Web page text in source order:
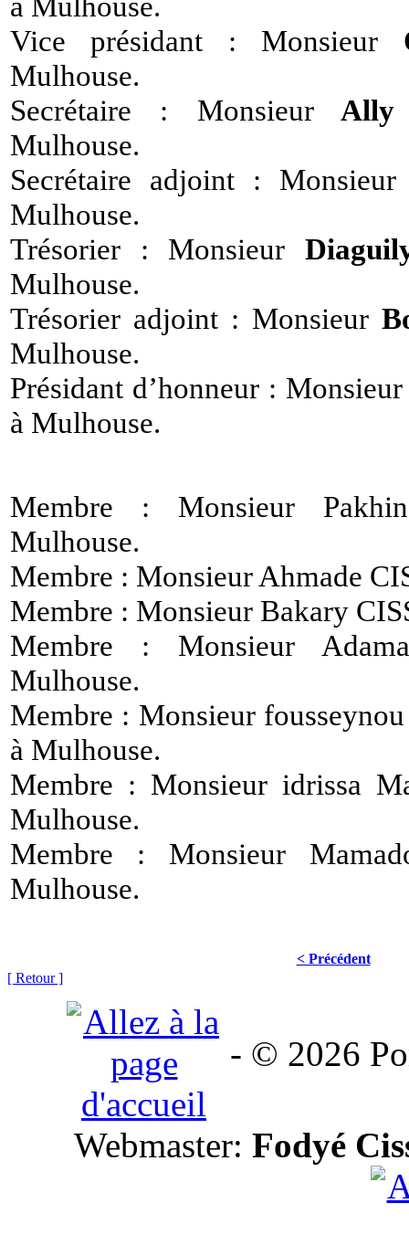
Vice présidant : Monsieur
Mulhouse.
Secrétaire : MonsieurAlly
Mulhouse.
Secrétaire adjoint :
Mulhouse.
Trésorier : Monsieur
Mulhouse.
Trésorier adjoint : Monsieur
Mulhouse.
Présidant d’honneur :
à Mulhouse.
Membre : Monsieur
Mulhouse.
Membre : Monsieur Ahmade
Membre : Monsieur Bakary
Membre : Monsieur
Mulhouse.
Membre : Monsieur
à Mulhouse.
Membre : Monsieur idrissa
Mulhouse.
Membre : Monsieur
Mulhouse.
< Précédent
[ Retour ]
- © 2026
Webmaster: Fodyé